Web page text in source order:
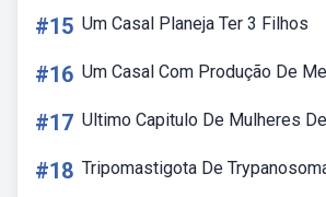
#15 Um Casal Planeja Ter 3 Filhos
#16 Um Casal Com Produção De
#17 Ultimo Capitulo De Mulheres
#18 Tripomastigota De